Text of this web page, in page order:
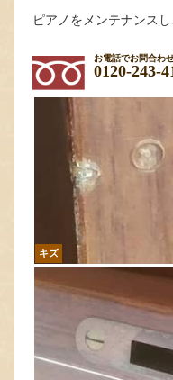
ピアノをメンテナンス
お電話でお問合わ
0120-243-
キズ